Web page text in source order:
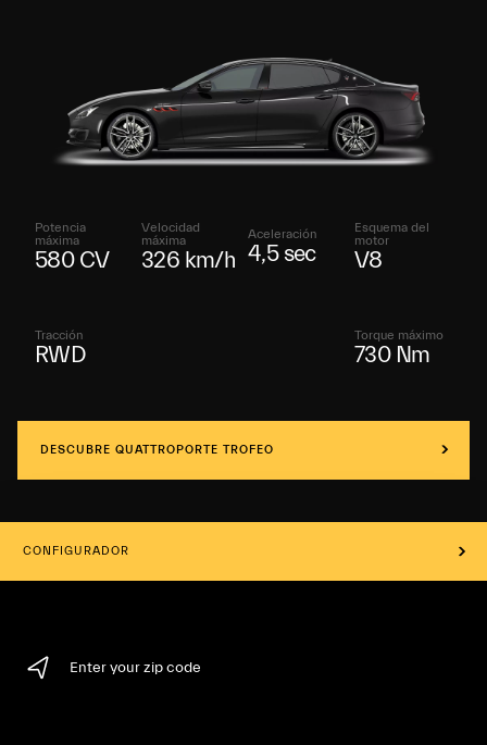
Potencia
máxima
580 CV
Velocidad
máxima
326 km/h
Aceleración
4,5 sec
Esquema del
motor
V8
Tracción
RWD
Torque máximo
730 Nm
DESCUBRE QUATTROPORTE TROFEO
CONFIGURADOR
Enter your zip code